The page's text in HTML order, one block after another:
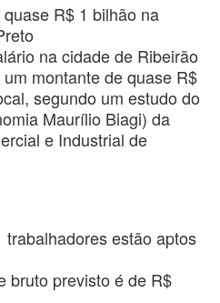
R$ 1 bilhão na
na cidade de Ribeirão
montante de quase R$
segundo um estudo do
Maurílio Biagi) da
e Industrial de
estão aptos
bruto previsto é de R$